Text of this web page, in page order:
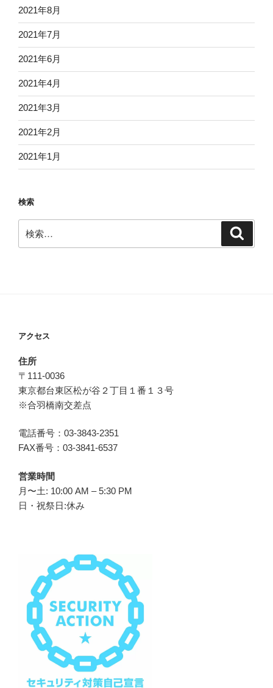
2021年8月
2021年7月
2021年6月
2021年4月
2021年3月
2021年2月
2021年1月
検索
索:
アクセス
住所
〒111-0036
東京都台東区松が谷２丁目１番１３号
※合羽橋南交差点
電話番号：03-3843-2351
FAX番号：03-3841-6537
営業時間
月〜土: 10:00 AM – 5:30 PM
日・祝祭日:休み